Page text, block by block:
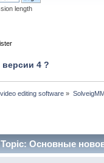
length
4 ?
editing software »
Topic: Основные